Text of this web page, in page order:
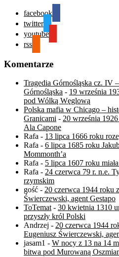
facebook
twitter
youtube
rss
Komentarze
Tragedia Górnośląska cz. IV
Górnośląska - 19 września
pod Wólką Węglową
Polska mafia w Chicago –
Granicami - 20 września
Ala Capone
Rafa - 13 lipca 1666 roku
Rafa - 6 lipca 1685 roku
Mommonth’a
Rafa - 5 lipca 1607 roku
Rafa - 24 czerwca 79 r. n.e.
rzymskim
gość - 20 czerwca 1944 roku
Świerczewski, agent Gestapo
ToTemat- 30 kwietnia 1310
przyszły król Polski
Andrzej - 20 czerwca 1944
Eugeniusz Świerczewski,
jasam1 - W nocy z 13 na 14
bitwa pod Murowaną